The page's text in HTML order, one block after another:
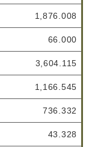
1,876.008
66.000
3,604.115
1,166.545
736.332
43.328